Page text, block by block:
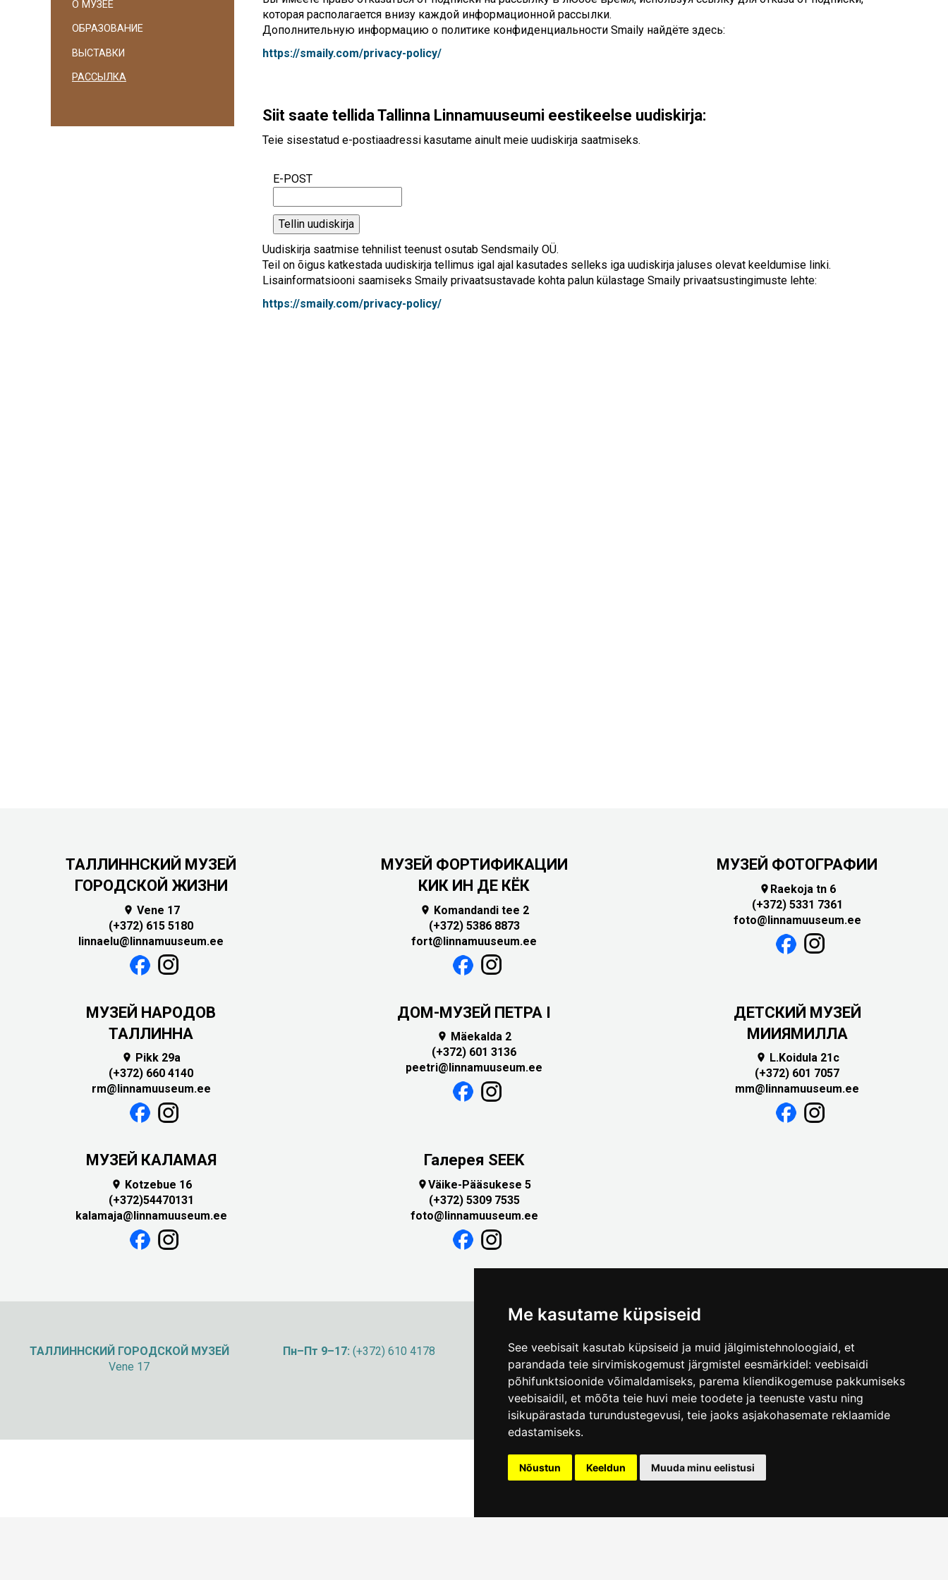
Me kasutame küpsiseid
See veebisait kasutab küpsiseid ja muid jälgimistehnoloogiaid, et
parandada teie sirvimiskogemust järgmistel eesmärkidel: veebisaidi
põhifunktsioonide võimaldamiseks, parema kliendikogemuse pakkumiseks
veebisaidil, et mõõta teie huvi meie toodete ja teenuste vastu ning
isikupärastada turundustegevusi, teie jaoks asjakohasemate reklaamide
edastamiseks.
Nõustun Keeldun Muuda minu eelistusi
navigatsioon
О МУЗЕЕ
ОБРАЗОВАНИЕ
ВЫСТАВКИ
РАССЫЛКА
которая располагается внизу каждой информационной рассылки.
Дополнительную информацию о политике конфиденциальности Smaily найдёте здесь:
https://smaily.com/privacy-policy/
Siit saate tellida Tallinna Linnamuuseumi eestikeelse uudiskirja:
Teie sisestatud e-postiaadressi kasutame ainult meie uudiskirja saatmiseks.
E-POST
Tellin uudiskirja
Uudiskirja saatmise tehnilist teenust osutab Sendsmaily OÜ.
Teil on õigus katkestada uudiskirja tellimus igal ajal kasutades selleks iga uudiskirja jaluses olevat keeldumise linki.
Lisainformatsiooni saamiseks Smaily privaatsustavade kohta palun külastage Smaily privaatsustingimuste lehte:
https://smaily.com/privacy-policy/
ТАЛЛИННСКИЙ МУЗЕЙ
ГОРОДСКОЙ ЖИЗНИ
 Vene 17
(+372) 615 5180
linnaelu@linnamuuseum.ee
МУЗЕЙ ФОРТИФИКАЦИИ
КИК ИН ДЕ КЁК
 Komandandi tee 2
(+372) 5386 8873
fort@linnamuuseum.ee
МУЗЕЙ ФОТОГРАФИИ
 Raekoja tn 6
(+372) 5331 7361
foto@linnamuuseum.ee
MУЗЕЙ НАРОДОВ
ТАЛЛИННА

Pikk 29a
(+372) 660 4140
rm@linnamuuseum.ee
ДОМ-МУЗЕЙ ПЕТРА I

Mäekalda 2
(+372) 601 3136
peetri@linnamuuseum.ee
ДЕТСКИЙ МУЗЕЙ
МИИЯМИЛЛА

L.Koidula 21c
(+372) 601 7057
mm@linnamuuseum.ee
МУЗЕЙ КАЛАМАЯ

Kotzebue 16
(+372)54470131
kalamaja@linnamuuseum.ee
Галерея SEEK
Väike-Pääsukese 5
(+372) 5309 7535
foto@linnamuuseum.ee
ТАЛЛИННСКИЙ ГОРОДСКОЙ МУЗЕЙ
Vene 17
Пн–Пт 9–17: (+372) 610 4178 info@linnamuuseum.ee